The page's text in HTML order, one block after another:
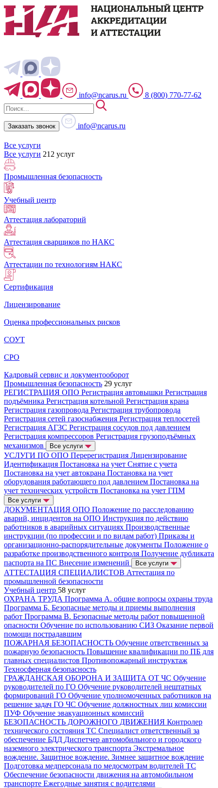
info@ncarus.ru 8 (800) 770-77-62
Заказать звонок info@ncarus.ru
Все услуги
Все услуги 212 услуг
Промышленная безопасность
Учебный центр
Аттестация лабораторий
Аттестация сварщиков по НАКС
Аттестации по технологиям НАКС
Сертификация
Лицензирование
Оценка профессиональных рисков
СОУТ
СРО
Кадровый сервис и документооборот
Промышленная безопасность 29 услуг
РЕГИСТРАЦИЯ ОПО Регистрация автовышки Регистрация
подъёмника Регистрация котельной Регистрация крана
Регистрация газопровода Регистрация трубопровода
Регистрация сетей газоснабжения Регистрация теплосетей
Регистрация АГЗС Регистрация сосудов под давлением
Регистрация компрессоров Регистрация грузоподъёмных
механизмов
Все услуги
УСЛУГИ ПО ОПО Перерегистрация Лицензирование
Идентификация Постановка на учет Снятие с учета
Постановка на учет автокрана Постановка на учет
оборудования работающего под давлением Постановка на
учет технических устройств Постановка на учет ГПМ
Все услуги
ДОКУМЕНТАЦИЯ ОПО Положение по расследованию
аварий, инцидентов на ОПО Инструкция по действию
работников в аварийных ситуациях Производственные
инструкции (по профессии и по видам работ) Приказы и
организационно-распорядительные документы Положение о
разработке производственного контроля Получение дубликата
паспорта на ПС Внесение изменений Все услуги
АТТЕСТАЦИЯ СПЕЦИАЛИСТОВ Аттестация по
промышленной безопасности
Учебный центр 58 услуг
ОХРАНА ТРУДА Программа А. общие вопросы охраны труда
Программа Б. Безопасные методы и приемы выполнения
работ Программа В. Безопасные методы работ повышенной
опасности Обучение по использованию СИЗ Оказание первой
помощи пострадавшим
ПОЖАРНАЯ БЕЗОПАСНОСТЬ Обучение ответственных за
пожарную безопасность Повышение квалификации по ПБ для
главных специалистов Противопожарный инструктаж
Техносферная безопасность
ГРАЖДАНСКАЯ ОБОРОНА И ЗАЩИТА ОТ ЧС Обучение
руководителей по ГО Обучение руководителей нештатных
формирований ГО Обучение уполномоченных работников на
решение задач ГО ЧС Обучение должностных лиц комиссии
ПУФ Обучение эвакуационных комиссий
БЕЗОПАСНОСТЬ ДОРОЖНОГО ДВИЖЕНИЯ Контролер
технического состояния ТС Специалист ответственный за
обеспечение БДД Диспетчер автомобильного и городского
наземного электрического транспорта Экстремальное
вождение. Защитное вождение. Зимнее защитное вождение
Подготовка медперсонала по медосмотрам водителей ТС
Обеспечение безопасности движения на автомобильном
транспорте Ежегодные занятия с водителями